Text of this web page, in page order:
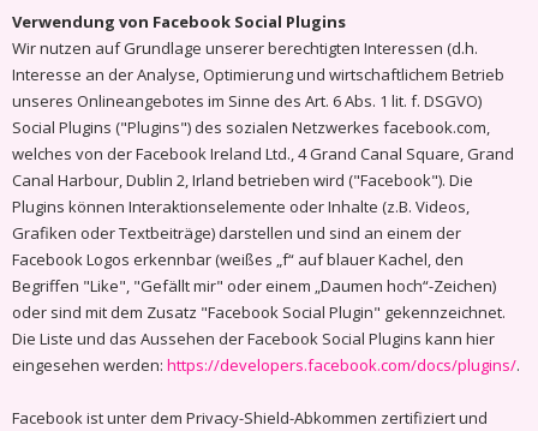
Verwendung von Facebook Social Plugins
Wir nutzen auf Grundlage unserer berechtigten Interessen (d.h.
Interesse an der Analyse, Optimierung und wirtschaftlichem Betrieb
unseres Onlineangebotes im Sinne des Art. 6 Abs. 1 lit. f. DSGVO)
Social Plugins ("Plugins") des sozialen Netzwerkes facebook.com,
welches von der Facebook Ireland Ltd., 4 Grand Canal Square, Grand
Canal Harbour, Dublin 2, Irland betrieben wird ("Facebook"). Die
Plugins können Interaktionselemente oder Inhalte (z.B. Videos,
Grafiken oder Textbeiträge) darstellen und sind an einem der
Facebook Logos erkennbar (weißes „f“ auf blauer Kachel, den
Begriffen "Like", "Gefällt mir" oder einem „Daumen hoch“-Zeichen)
oder sind mit dem Zusatz "Facebook Social Plugin" gekennzeichnet.
Die Liste und das Aussehen der Facebook Social Plugins kann hier
eingesehen werden: https://developers.facebook.com/docs/plugins/.
Facebook ist unter dem Privacy-Shield-Abkommen zertifiziert und